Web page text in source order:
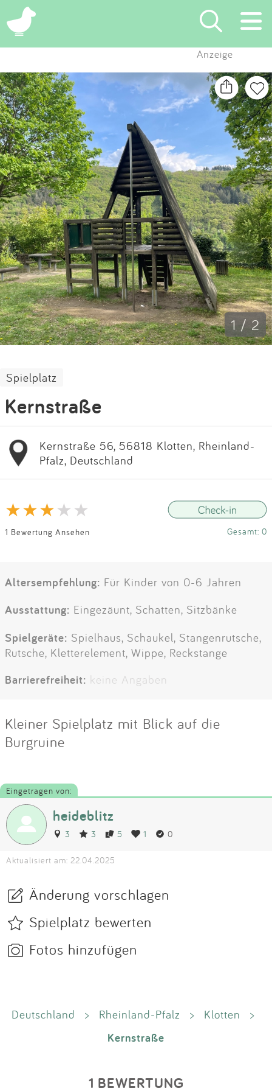
×
Suchen
Eintragen
App
Blog
Partner
Kontakt
Impressum
Anmelden
Anzeige
1 / 2
Spielplatz
Kernstraße
Kernstraße 56, 56818 Klotten, Rheinland-
Pfalz, Deutschland
1 Bewertung Ansehen Gesamt: 0
Altersempfehlung: Für Kinder von 0-6 Jahren
Ausstattung: Eingezäunt, Schatten, Sitzbänke
Spielgeräte: Spielhaus, Schaukel, Stangenrutsche,
Rutsche, Kletterelement, Wippe, Reckstange
Barrierefreiheit: keine Angaben
Kleiner Spielplatz mit Blick auf die
Burgruine
Eingetragen von:
heideblitz
3 3 5 1 0
Aktualisiert am: 22.04.2025
Änderung vorschlagen
Spielplatz bewerten
Fotos hinzufügen
Deutschland > Rheinland-Pfalz > Klotten >
Kernstraße
1 BEWERTUNG